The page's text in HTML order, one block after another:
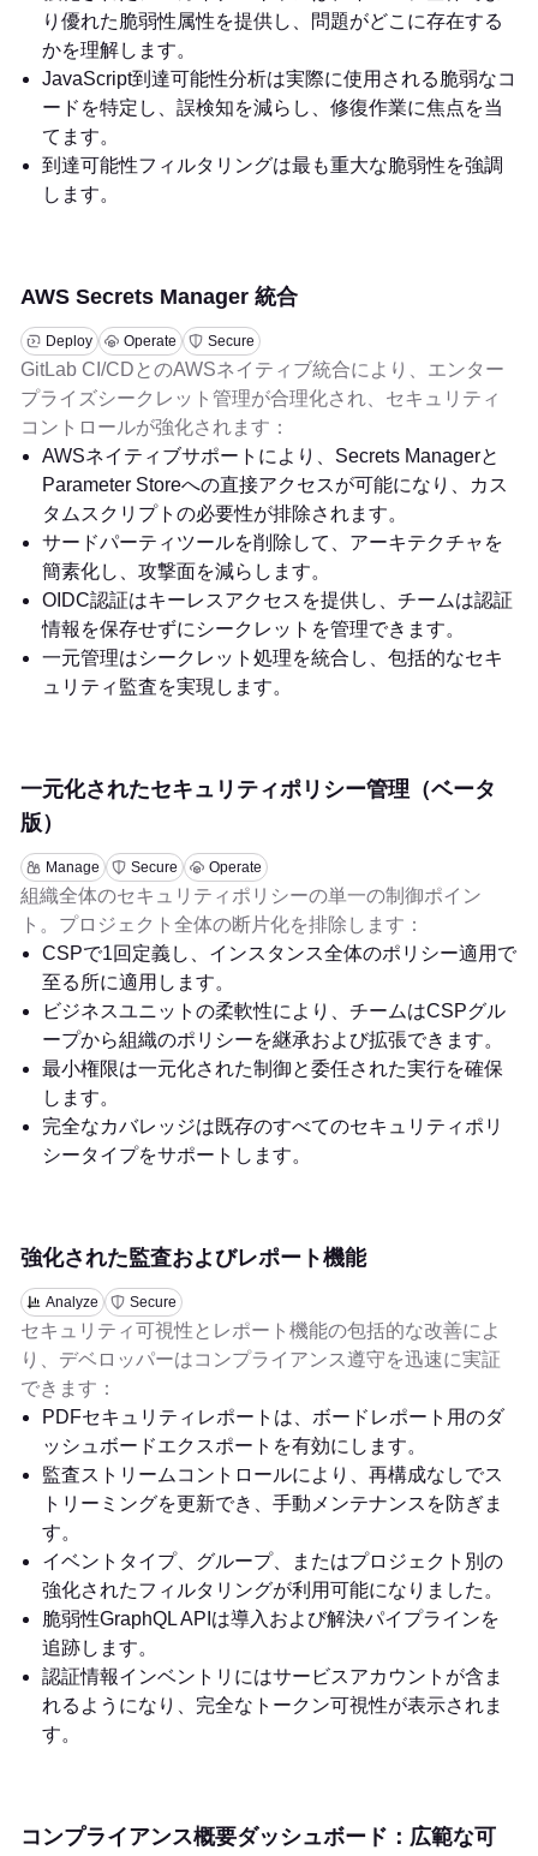
り優れた脆弱性属性を提供し、問題がどこに存在する
かを理解します。
JavaScript到達可能性分析は実際に使用される脆弱なコ
ードを特定し、誤検知を減らし、修復作業に焦点を当
てます。
到達可能性フィルタリングは最も重大な脆弱性を強調
します。
AWS Secrets Manager 統合
Deploy Operate Secure
GitLab CI/CDとのAWSネイティブ統合により、エンター
プライズシークレット管理が合理化され、セキュリティ
コントロールが強化されます：
AWSネイティブサポートにより、Secrets Managerと
Parameter Storeへの直接アクセスが可能になり、カス
タムスクリプトの必要性が排除されます。
サードパーティツールを削除して、アーキテクチャを
簡素化し、攻撃面を減らします。
OIDC認証はキーレスアクセスを提供し、チームは認証
情報を保存せずにシークレットを管理できます。
一元管理はシークレット処理を統合し、包括的なセキ
ュリティ監査を実現します。
一元化されたセキュリティポリシー管理（ベータ
版）
Manage Secure Operate
組織全体のセキュリティポリシーの単一の制御ポイン
ト。プロジェクト全体の断片化を排除します：
CSPで1回定義し、インスタンス全体のポリシー適用で
至る所に適用します。
ビジネスユニットの柔軟性により、チームはCSPグル
ープから組織のポリシーを継承および拡張できます。
最小権限は一元化された制御と委任された実行を確保
します。
完全なカバレッジは既存のすべてのセキュリティポリ
シータイプをサポートします。
強化された監査およびレポート機能
Analyze Secure
セキュリティ可視性とレポート機能の包括的な改善によ
り、デベロッパーはコンプライアンス遵守を迅速に実証
できます：
PDFセキュリティレポートは、ボードレポート用のダ
ッシュボードエクスポートを有効にします。
監査ストリームコントロールにより、再構成なしでス
トリーミングを更新でき、手動メンテナンスを防ぎま
す。
イベントタイプ、グループ、またはプロジェクト別の
強化されたフィルタリングが利用可能になりました。
脆弱性GraphQL APIは導入および解決パイプラインを
追跡します。
認証情報インベントリにはサービスアカウントが含ま
れるようになり、完全なトークン可視性が表示されま
す。
コンプライアンス概要ダッシュボード：広範な可